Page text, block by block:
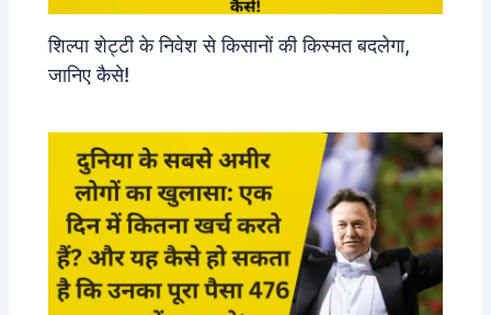
शिल्पा शेट्टी के निवेश से किसानों की किस्मत बदलेगा,
जानिए कैसे!